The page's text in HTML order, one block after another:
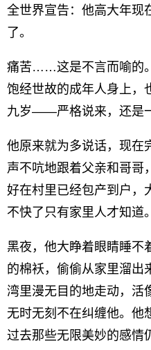
全世界宣告：他高大年现
了。
痛苦……这是不言而喻的
饱经世故的成年人身上，
九岁——严格说来，还是
他原来就为多说话，现在
声不吭地跟着父亲和哥哥
好在村里已经包产到户，
不快了只有家里人才知道
黑夜，他大睁着眼睛睡不
的棉袄，偷偷从家里溜出
湾里漫无目的地走动，活
无时无刻不在纠缠他。他
过去那些无限美妙的感情